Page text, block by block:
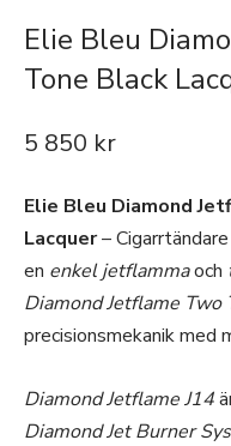
Elie Bleu
Tone Black
5 850 kr
Elie Bleu Diamond
Lacquer–
en enkel jetflammaoch
Diamond Jetflame Two
precisionsmekanik med
Diamond Jetflame J14
Diamond Jet Burner